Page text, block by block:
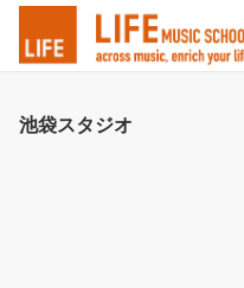
池袋スタジオ